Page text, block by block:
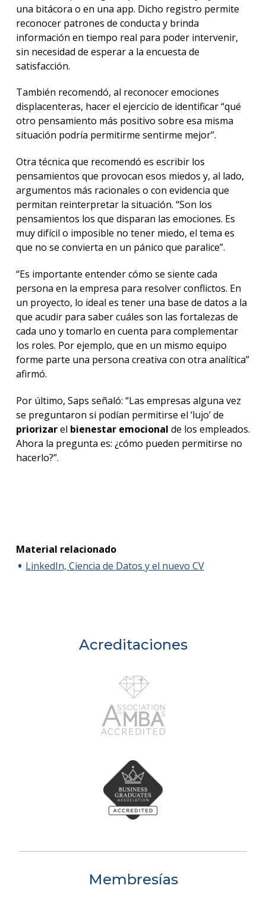
una bitácora o en una app. Dicho registro permite
reconocer patrones de conducta y brinda
información en tiempo real para poder intervenir,
sin necesidad de esperar a la encuesta de
satisfacción.
También recomendó, al reconocer emociones
displacenteras, hacer el ejercicio de identificar “qué
otro pensamiento más positivo sobre esa misma
situación podría permitirme sentirme mejor”.
Otra técnica que recomendó es escribir los
pensamientos que provocan esos miedos y, al lado,
argumentos más racionales o con evidencia que
permitan reinterpretar la situación. “Son los
pensamientos los que disparan las emociones. Es
muy difícil o imposible no tener miedo, el tema es
que no se convierta en un pánico que paralice”.
“Es importante entender cómo se siente cada
persona en la empresa para resolver conflictos. En
un proyecto, lo ideal es tener una base de datos a la
que acudir para saber cuáles son las fortalezas de
cada uno y tomarlo en cuenta para complementar
los roles. Por ejemplo, que en un mismo equipo
forme parte una persona creativa con otra analítica”
afirmó.
Por último, Saps señaló: “Las empresas alguna vez
se preguntaron si podían permitirse el ‘lujo’ de
priorizarel bienestar emocional de los empleados.
Ahora la pregunta es: ¿cómo pueden permitirse no
hacerlo?”.
Material relacionado
LinkedIn, Ciencia de Datos y el nuevo CV
Acreditaciones
Membresías